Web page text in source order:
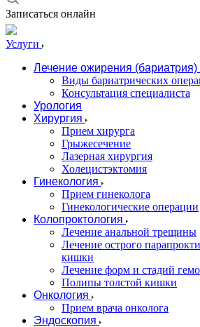
Записаться онлайн
Услуги
Лечение ожирения (бариатрия)
Виды бариатрических
Консультация специалиста
Урология
Хирургия
Прием хирурга
Грыжесечение
Лазерная хирургия
Холецистэктомия
Гинекология
Прием гинеколога
Гинекологические операции
Колопроктология
Лечение анальной трещины
Лечение острого
кишки
Лечение форм и стадий
Полипы толстой кишки
Онкология
Прием врача онколога
Эндоскопия